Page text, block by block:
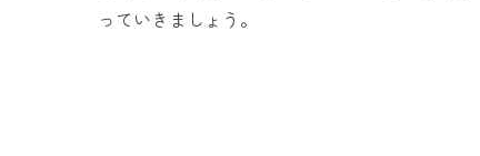
っていきましょう。